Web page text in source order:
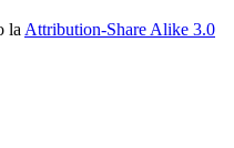
la Attribution-Share Alike 3.0